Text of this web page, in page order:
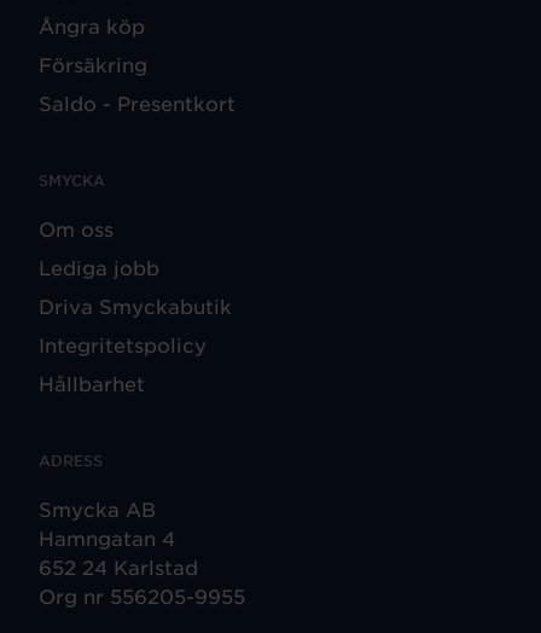
Ångra köp
Försäkring
Saldo - Presentkort
SMYCKA
Om oss
Lediga jobb
Driva Smyckabutik
Integritetspolicy
Hållbarhet
ADRESS
Smycka AB
Hamngatan 4
652 24 Karlstad
Org nr 556205-9955